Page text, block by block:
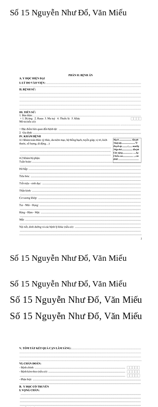
Số 15 Nguyễn Như Đổ, Văn Miếu
Số 15 Nguyễn Như Đổ, Văn Miếu
Số 15 Nguyễn Như Đổ, Văn Miếu​​​​
Số 15 Nguyễn Như Đổ, Văn Miếu​​​​
Số 15 Nguyễn Như Đổ, Văn Miếu​​​​